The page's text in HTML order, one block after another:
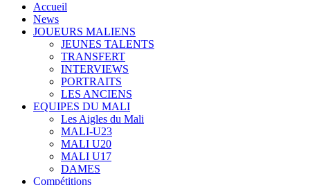
Accueil
News
JOUEURS MALIENS
JEUNES TALENTS
TRANSFERT
INTERVIEWS
PORTRAITS
LES ANCIENS
EQUIPES DU MALI
Les Aigles du Mali
MALI-U23
MALI U20
MALI U17
DAMES
Compétitions